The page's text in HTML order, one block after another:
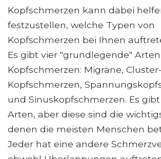
Kopfschmerzen kann dabei
festzustellen, welche Typen von
Kopfschmerzen bei Ihnen
Es gibt vier "grundlegende"
Kopfschmerzen: Migräne, Cluster-
Kopfschmerzen,
und Sinuskopfschmerzen. Es
Arten, aber diese sind die
denen die meisten Menschen
Jeder hat eine andere